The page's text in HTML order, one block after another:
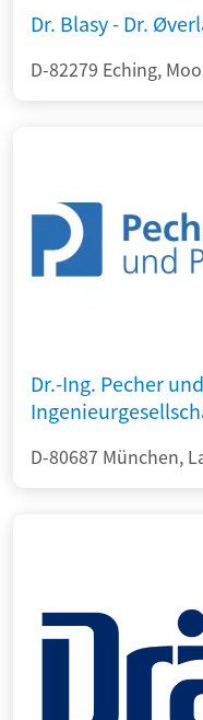
Dr. Blasy - Dr.
D-82279 Eching,
Dr.-Ing. Pecher
D-80687 München,